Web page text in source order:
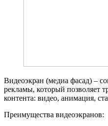
Видеоэкран (медиа фасад) –
рекламы, который позволяет
контента: видео, анимация,
Преимущества видеоэкранов: